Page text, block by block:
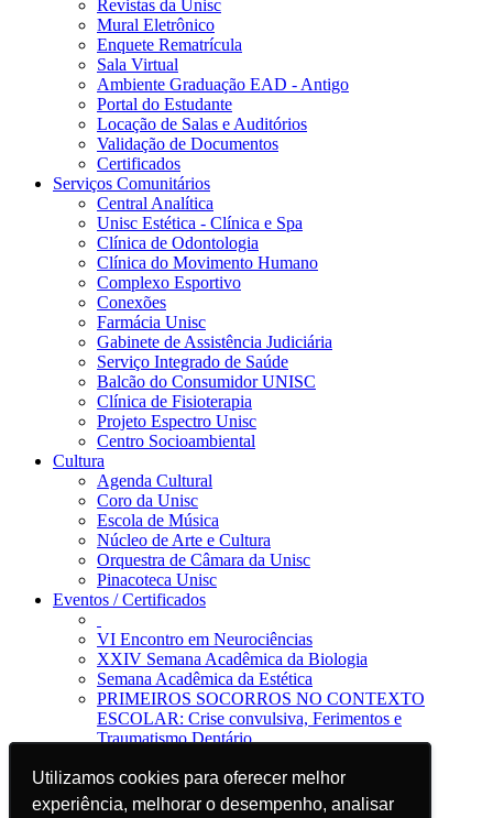
Utilizamos cookies para oferecer melhor
experiência, melhorar o desempenho, analisar
Utilizamos cookies para oferecer melhor
experiência, melhorar o desempenho, analisar
Revistas da Unisc
Mural Eletrônico
Enquete Rematrícula
Sala Virtual
Ambiente Graduação EAD - Antigo
Portal do Estudante
Locação de Salas e Auditórios
Validação de Documentos
Certificados
Serviços Comunitários
Central Analítica
Unisc Estética - Clínica e Spa
Clínica de Odontologia
Clínica do Movimento Humano
Complexo Esportivo
Conexões
Farmácia Unisc
Gabinete de Assistência Judiciária
Serviço Integrado de Saúde
Balcão do Consumidor UNISC
Clínica de Fisioterapia
Projeto Espectro Unisc
Centro Socioambiental
Cultura
Agenda Cultural
Coro da Unisc
Escola de Música
Núcleo de Arte e Cultura
Orquestra de Câmara da Unisc
Pinacoteca Unisc
Eventos / Certificados
VI Encontro em Neurociências
XXIV Semana Acadêmica da Biologia
Semana Acadêmica da Estética
PRIMEIROS SOCORROS NO CONTEXTO
ESCOLAR: Crise convulsiva, Ferimentos e
Traumatismo Dentário
Jornal da Unisc
Notícias